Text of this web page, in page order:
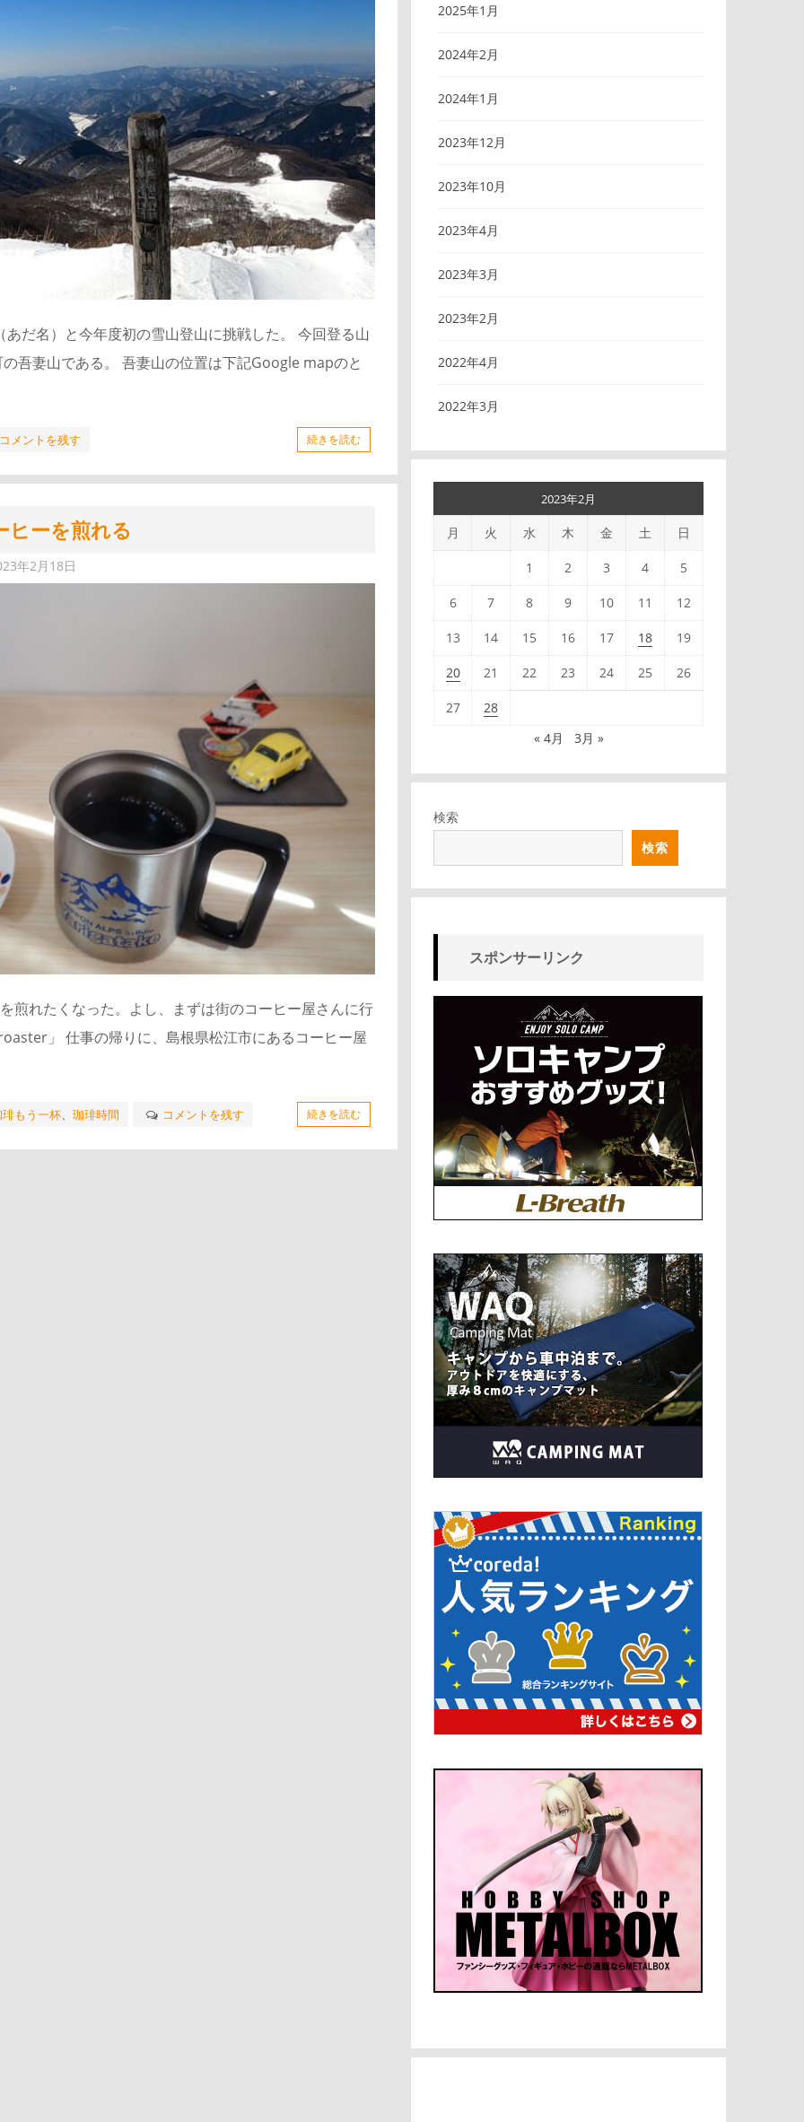
だ名）と今年度初の雪山登山に挑戦した。 今回登る山
吾妻山である。 吾妻山の位置は下記Google mapのと
コメントを残す 続きを読む
ヒーを煎れる
年2月18日
煎れたくなった。よし、まずは街のコーヒー屋さんに行
」 仕事の帰りに、島根県松江市にあるコーヒー屋
琲もう一杯、 珈琲時間 コメントを残す 続きを読む
2025年1月
2024年2月
2024年1月
2023年12月
2023年10月
2023年4月
2023年3月
2023年2月
2022年4月
2022年3月
2023年2月
月 火 水 木 金 土 日
1 2 3 4 5
6 7 8 9 10 11 12
13 14 15 16 17 18 19
20 21 22 23 24 25 26
27
28
« 4月
3月 »
検索
検索
スポンサーリンク